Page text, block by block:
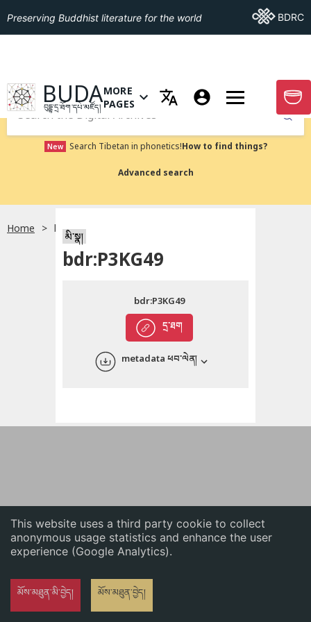
This website uses a third party cookie to collect
anonymous usage statistics and enhance the user
experience (Google Analytics).
མོས་མཐུན་མི་བྱེད། མོས་མཐུན་བྱེད།
English
Preserving Buddhist literature for the world Go ToBDRC
GO TO HOMEPAGE
BUDA
བུདྡྷ་དྲ་ཐོག་དཔེ་མཛོད།
OPEN MENU OF MORE PAGES
MORE
PAGES
GO
Submit
New Search Tibetan in phonetics!How to find things?
Advanced search
Home bdr:P3KG49
མི་སྣ།
bdr:P3KG49
དྲ་ཐག
bdr:P3KG49
metadata ཕབ་ལེན།